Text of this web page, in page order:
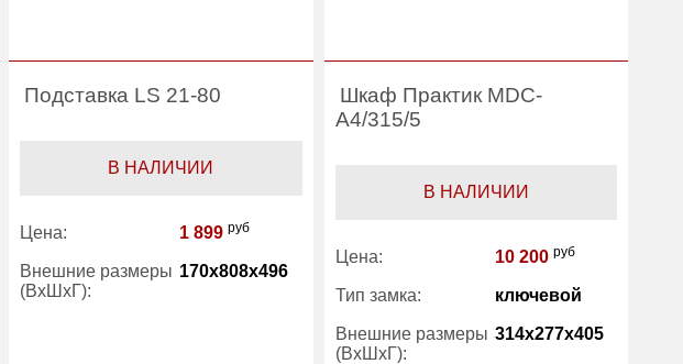
Подставка LS 21-80
В НАЛИЧИИ
Цена: 1 899 руб
Внешние размеры
(ВхШхГ):
170x808x496
Шкаф Практик MDC-
A4/315/5
В НАЛИЧИИ
Цена: 10 200 руб
Тип замка: ключевой
Внешние размеры
(ВхШхГ):
314x277x405